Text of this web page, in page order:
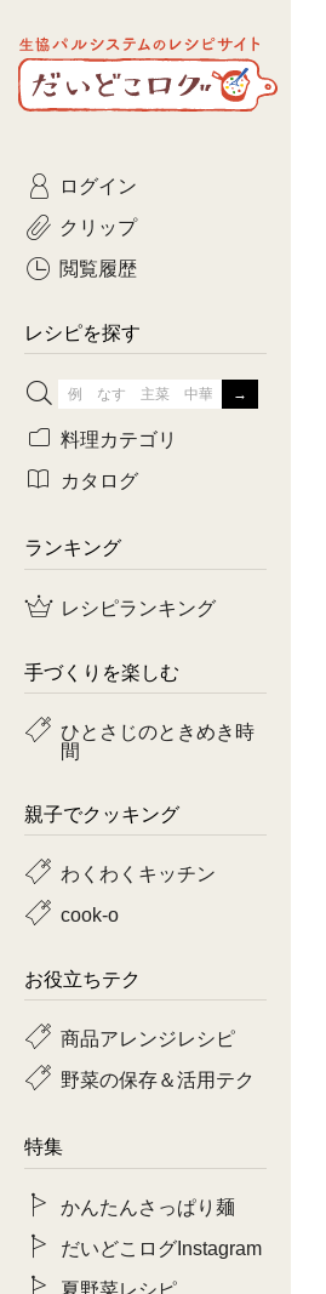
生協パルシステムのレシピ
サイト
だいどこログ
ログイン
クリップ
閲覧履歴
レシピを探す
料理カテゴリ
カタログ
ランキング
レシピランキング
手づくりを楽しむ
ひとさじのときめき時
間
親子でクッキング
わくわくキッチン
cook-o
お役立ちテク
商品アレンジレシピ
野菜の保存＆活用テク
特集
かんたんさっぱり麺
だいどこログInstagram
夏野菜レシピ